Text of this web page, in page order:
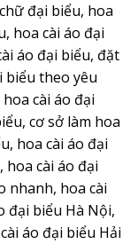
đại biểu, hoa
hoa cài áo đại
áo đại biểu, đặt
biểu theo yêu
cài áo đại
cơ sở làm hoa
hoa cài áo đại
hoa cài áo đại
nhanh, hoa cài
đại biểu Hà Nội,
áo đại biểu Hải